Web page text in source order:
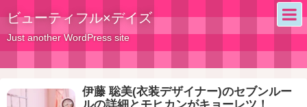
ビューティフル×デイズ
Just another WordPress site
伊藤 聡美(衣装デザイナー)のセブンルー